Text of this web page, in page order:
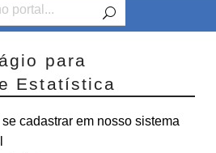
Canais
para
Estatística
cadastrar em nosso sistema